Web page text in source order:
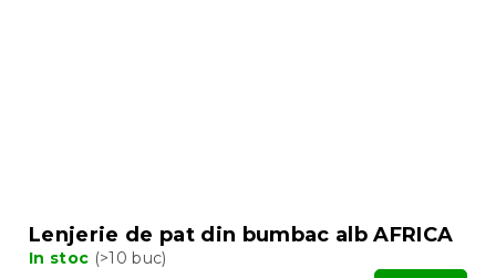
Lenjerie de pat din bumbac alb AFRICA
In stoc (>10 buc)